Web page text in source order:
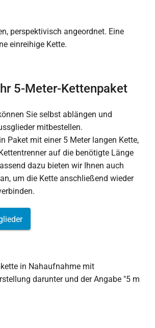
5-Meter-Kettenpaket
Sie selbst ablängen und
mitbestellen.
Paket mit einer 5 Meter langen Kette,
auf die benötigte Länge
dazu bieten wir Ihnen auch
um die Kette anschließend wieder